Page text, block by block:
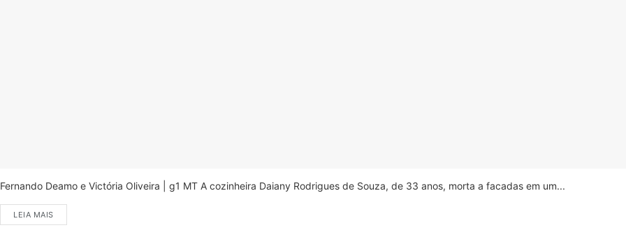
Fernando Deamo e Victória Oliveira | g1 MT A cozinheira Daiany Rodrigues de Souza, de 33 anos, morta a facadas em um...
LEIA MAIS